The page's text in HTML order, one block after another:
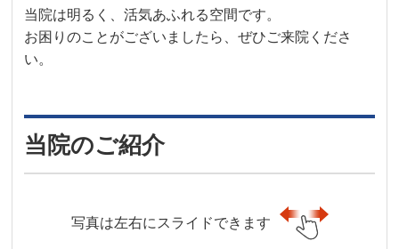
当院は明るく、活気あふれる空間です。
お困りのことがございましたら、ぜひご来院くださ
い。
当院のご紹介
写真は左右にスライドできます